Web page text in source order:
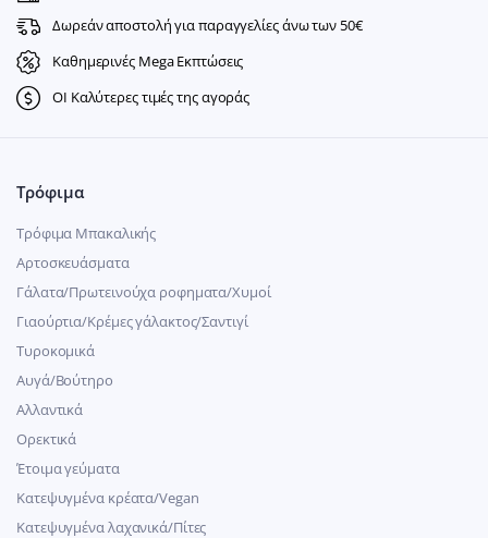
Δωρεάν αποστολή για παραγγελίες άνω των 50€
Καθημερινές Mega Εκπτώσεις
ΟΙ Καλύτερες τιμές της αγοράς
Τρόφιμα
Τρόφιμα Μπακαλικής
Αρτοσκευάσματα
Γάλατα/Πρωτεινούχα ροφηματα/Χυμοί
Γιαούρτια/Κρέμες γάλακτος/Σαντιγί
Τυροκομικά
Αυγά/Βούτηρο
Αλλαντικά
Ορεκτικά
Έτοιμα γεύματα
Κατεψυγμένα κρέατα/Vegan
Kατεψυγμένα λαχανικά/Πίτες